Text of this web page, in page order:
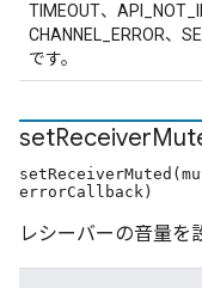
TIMEOUT、
CHANNEL_ERROR、
です。
setReceiver
errorCallback)
レシーバーの音量を